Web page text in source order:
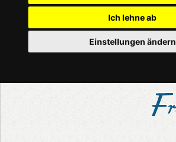
Ich lehne ab
Einstellungen ändern